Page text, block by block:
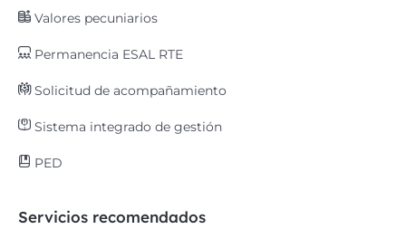
Valores pecuniarios
Permanencia ESAL RTE
Solicitud de acompañamiento
Sistema integrado de gestión
PED
Servicios recomendados